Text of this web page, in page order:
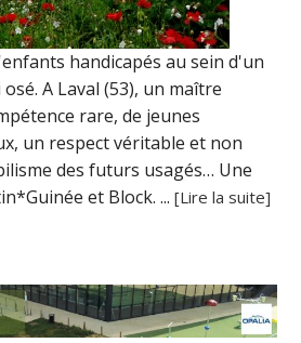
handicapés au sein d'un
A Laval (53), un maître
rare, de jeunes
un respect véritable et non
des futurs usagés… Une
et Block. ...[Lire la suite]